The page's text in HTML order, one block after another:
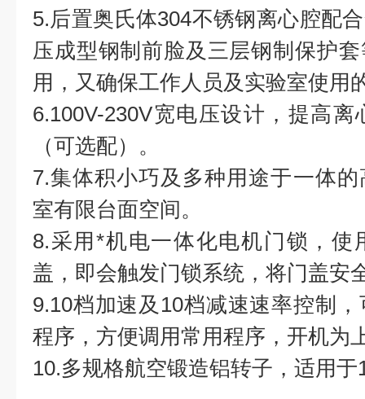
5.后置奥氏体304不锈钢离心腔配
压成型钢制前脸及三层钢制保护
用，又确保工作人员及实验室使用
6.100V-230V宽电压设计，提高
（可选配）。
7.集体积小巧及多种用途于一体
室有限台面空间。
8.采用*机电一体化电机门锁，使
盖，即会触发门锁系统，将门盖安
9.10档加速及10档减速速率控制
程序，方便调用常用程序，开机为
10.多规格航空锻造铝转子，适用